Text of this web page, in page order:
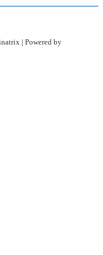
| Powered by